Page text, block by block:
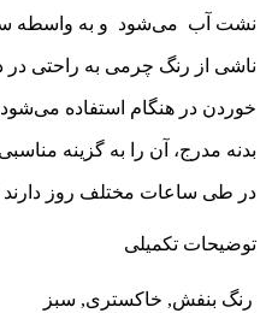
نشت آب می‌شود و به واسطه
ناشی از رنگ چرمی به راحتی
بدنه مدرج، آن را به گزینه
در طی ساعات مختلف روز دارند
توضیحات تکمیلی
رنگ بنفش, خاکستری, سبز